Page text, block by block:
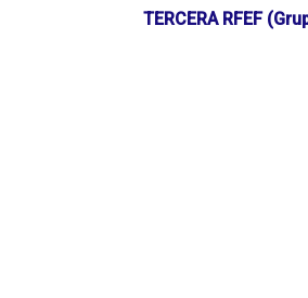
TERCERA RFEF